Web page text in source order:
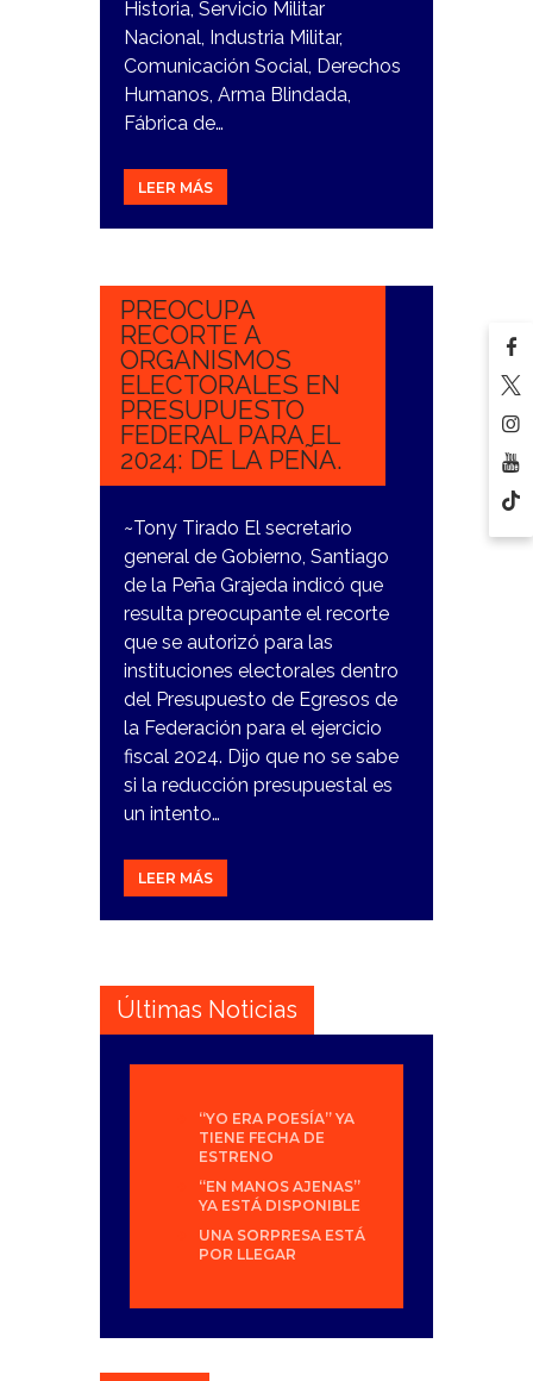
Historia, Servicio Militar
Nacional, Industria Militar,
Comunicación Social, Derechos
Humanos, Arma Blindada,
Fábrica de…
LEER MÁS
10
PREOCUPA
RECORTE A
ORGANISMOS
ELECTORALES EN
PRESUPUESTO
FEDERAL PARA EL
2024: DE LA PEÑA.
~Tony Tirado El secretario
general de Gobierno, Santiago
de la Peña Grajeda indicó que
resulta preocupante el recorte
que se autorizó para las
instituciones electorales dentro
del Presupuesto de Egresos de
la Federación para el ejercicio
fiscal 2024. Dijo que no se sabe
si la reducción presupuestal es
un intento…
LEER MÁS
Últimas Noticias
“YO ERA POESÍA” YA
TIENE FECHA DE
ESTRENO
“EN MANOS AJENAS”
YA ESTÁ DISPONIBLE
UNA SORPRESA ESTÁ
POR LLEGAR